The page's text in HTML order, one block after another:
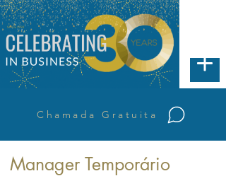
Chamada Gratuita
Manager Temporário